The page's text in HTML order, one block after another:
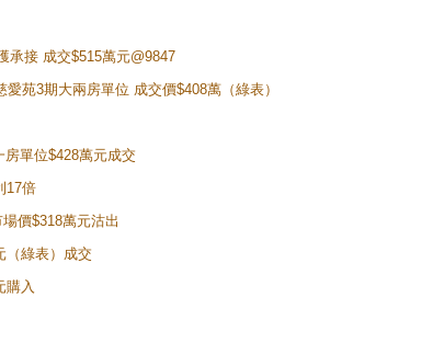
承接 成交$515萬元@9847
苑3期大兩房單位 成交價$408萬（綠表）
單位$428萬元成交
17倍
價$318萬元沽出
（綠表）成交
購入